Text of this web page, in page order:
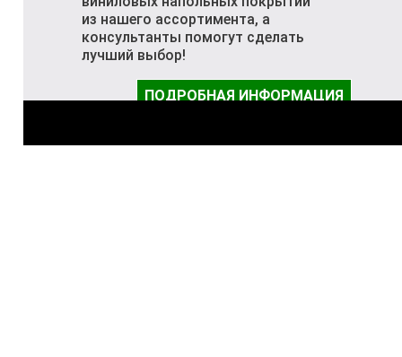
из нашего ассортимента, а
консультанты помогут сделать
лучший выбор!
ПОДРОБНАЯ ИНФОРМАЦИЯ